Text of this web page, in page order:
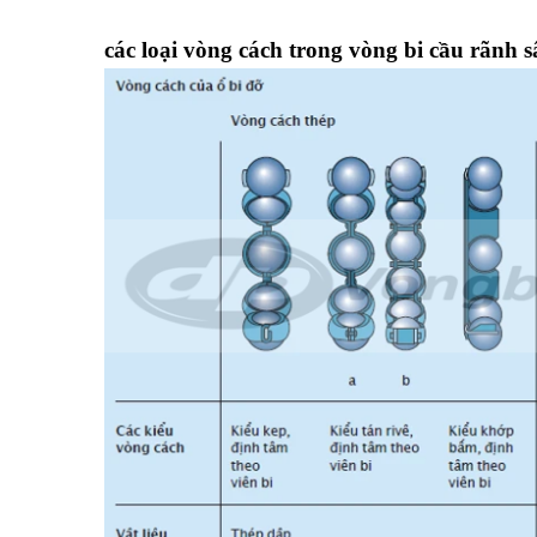
các loại vòng cách trong vòng bi cầu rãnh